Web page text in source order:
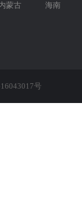
蒙古
海南
号